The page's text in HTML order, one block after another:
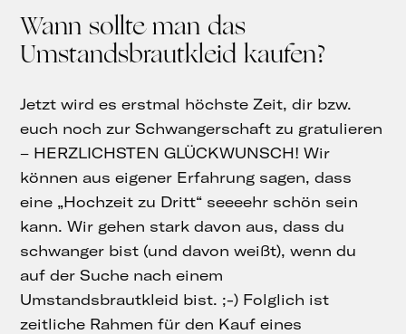
Wann sollte man das
Umstandsbrautkleid kaufen?
Jetzt wird es erstmal höchste Zeit, dir bzw.
euch noch zur Schwangerschaft zu gratulieren
– HERZLICHSTEN GLÜCKWUNSCH! Wir
können aus eigener Erfahrung sagen, dass
eine „Hochzeit zu Dritt“ seeeehr schön sein
kann. Wir gehen stark davon aus, dass du
schwanger bist (und davon weißt), wenn du
auf der Suche nach einem
Umstandsbrautkleid bist. ;-) Folglich ist
zeitliche Rahmen für den Kauf eines